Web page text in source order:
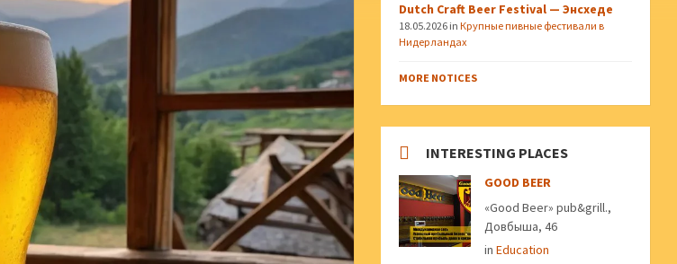
Dutch Craft Beer Festival — Энсхеде
18.05.2026 inКрупные пивные фестивали в
Нидерландах
MORE NOTICES
INTERESTING PLACES
GOOD BEER
«Good Beer» pub&grill.,
Довбыша, 46
inEducation